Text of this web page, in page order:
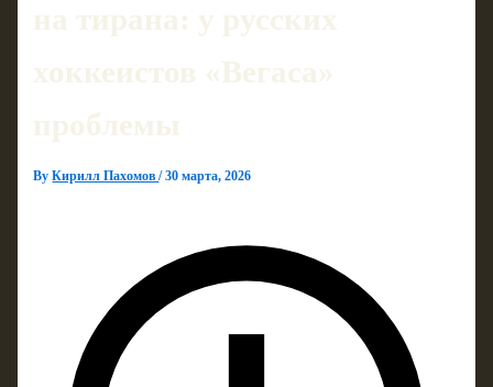
на тирана: у русских
хоккеистов «Вегаса»
проблемы
ByКирилл Пахомов/30 марта, 2026